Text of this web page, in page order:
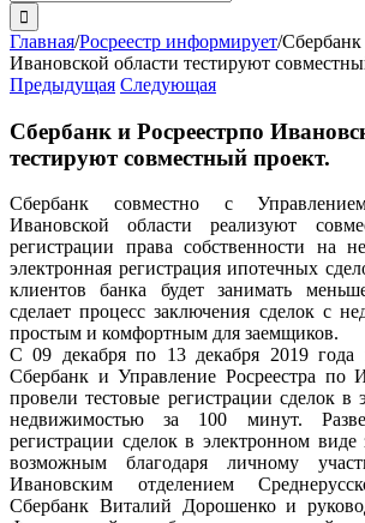
поиска:
Главная/Росреестр информирует/Сбербанк
Ивановской области тестируют
Предыдущая Следующая
Сбербанк и Росреестрпо
тестируют совместный проект.
Сбербанк совместно с
Ивановской области реализуют
регистрации права собственности на
электронная регистрация ипотечных
клиентов банка будет занимать
сделает процесс заключения сделок с
простым и комфортным для заемщиков.
С 09 декабря по 13 декабря 2019
Сбербанк и Управление Росреестра по
провели тестовые регистрации сделок в
недвижимостью за 100 минут.
регистрации сделок в электронном
возможным благодаря личному
Ивановским отделением
Сбербанк Виталий Дорошенко и